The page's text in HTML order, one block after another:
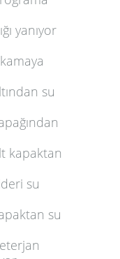
yanıyor
su
kapaktan
su
su